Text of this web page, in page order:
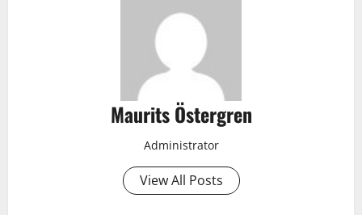
Maurits Östergren
Administrator
View All Posts